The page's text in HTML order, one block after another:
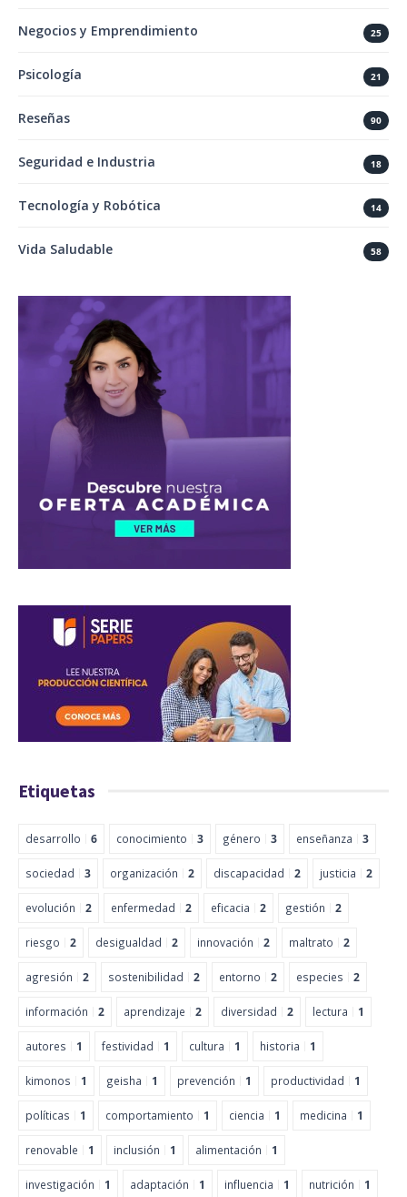
Negocios y Emprendimiento 25
Psicología 21
Reseñas 90
Seguridad e Industria 18
Tecnología y Robótica 14
Vida Saludable 58
Etiquetas
desarrollo 6 conocimiento 3 género 3 enseñanza 3
sociedad 3 organización 2 discapacidad 2 justicia 2
evolución 2 enfermedad 2 eficacia 2 gestión 2
riesgo 2 desigualdad 2 innovación 2 maltrato 2
agresión 2 sostenibilidad 2 entorno 2 especies 2
información 2 aprendizaje 2 diversidad 2 lectura 1
autores 1 festividad 1 cultura 1 historia 1
kimonos 1 geisha 1 prevención 1 productividad 1
políticas 1 comportamiento 1 ciencia 1 medicina 1
renovable 1 inclusión 1 alimentación 1
investigación 1 adaptación 1 influencia 1 nutrición 1